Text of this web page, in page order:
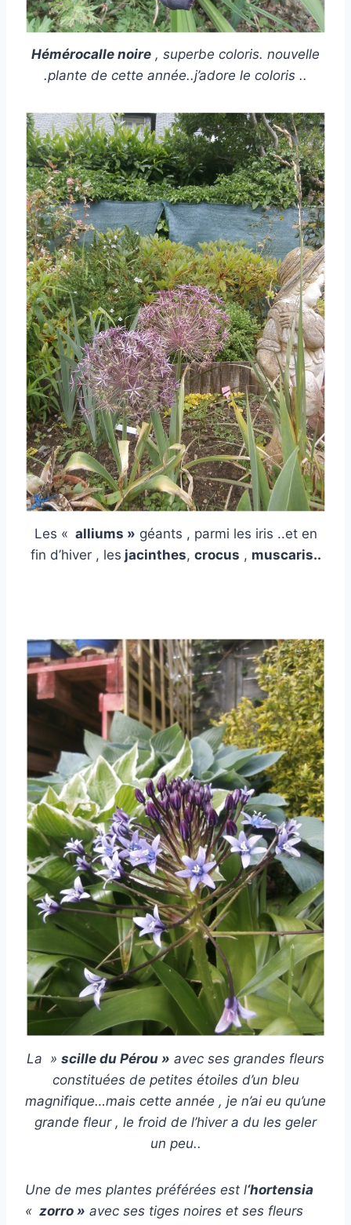
Hémérocalle noire , superbe coloris. nouvelle
.plante de cette année..j’adore le coloris ..
Les « alliums » géants , parmi les iris ..et en
fin d’hiver , les jacinthes, crocus , muscaris..
La » scille du Pérou » avec ses grandes fleurs
constituées de petites étoiles d’un bleu
magnifique…mais cette année , je n’ai eu qu’une
grande fleur , le froid de l’hiver a du les geler
un peu..
Une de mes plantes préférées est l‘hortensia
« zorro » avec ses tiges noires et ses fleurs